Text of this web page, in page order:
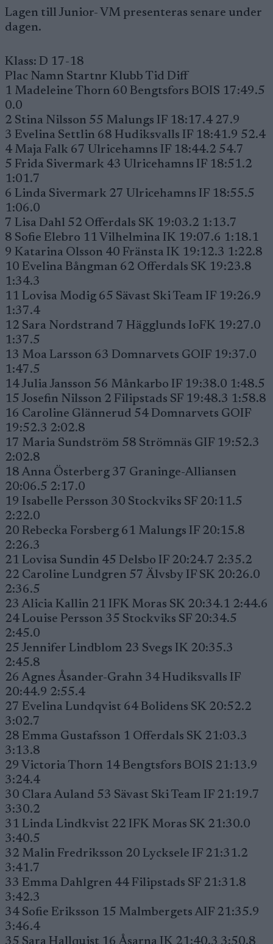
Lagen till Junior- VM presenteras senare under
dagen.
Klass: D 17-18
Plac Namn Startnr Klubb Tid Diff
1 Madeleine Thorn 60 Bengtsfors BOIS 17:49.5
0.0
2 Stina Nilsson 55 Malungs IF 18:17.4 27.9
3 Evelina Settlin 68 Hudiksvalls IF 18:41.9 52.4
4 Maja Falk 67 Ulricehamns IF 18:44.2 54.7
5 Frida Sivermark 43 Ulricehamns IF 18:51.2
1:01.7
6 Linda Sivermark 27 Ulricehamns IF 18:55.5
1:06.0
7 Lisa Dahl 52 Offerdals SK 19:03.2 1:13.7
8 Sofie Elebro 11 Vilhelmina IK 19:07.6 1:18.1
9 Katarina Olsson 40 Fränsta IK 19:12.3 1:22.8
10 Evelina Bångman 62 Offerdals SK 19:23.8
1:34.3
11 Lovisa Modig 65 Sävast Ski Team IF 19:26.9
1:37.4
12 Sara Nordstrand 7 Hägglunds IoFK 19:27.0
1:37.5
13 Moa Larsson 63 Domnarvets GOIF 19:37.0
1:47.5
14 Julia Jansson 56 Månkarbo IF 19:38.0 1:48.5
15 Josefin Nilsson 2 Filipstads SF 19:48.3 1:58.8
16 Caroline Glännerud 54 Domnarvets GOIF
19:52.3 2:02.8
17 Maria Sundström 58 Strömnäs GIF 19:52.3
2:02.8
18 Anna Österberg 37 Graninge-Alliansen
20:06.5 2:17.0
19 Isabelle Persson 30 Stockviks SF 20:11.5
2:22.0
20 Rebecka Forsberg 61 Malungs IF 20:15.8
2:26.3
21 Lovisa Sundin 45 Delsbo IF 20:24.7 2:35.2
22 Caroline Lundgren 57 Älvsby IF SK 20:26.0
2:36.5
23 Alicia Kallin 21 IFK Moras SK 20:34.1 2:44.6
24 Louise Persson 35 Stockviks SF 20:34.5
2:45.0
25 Jennifer Lindblom 23 Svegs IK 20:35.3
2:45.8
26 Agnes Åsander-Grahn 34 Hudiksvalls IF
20:44.9 2:55.4
27 Evelina Lundqvist 64 Bolidens SK 20:52.2
3:02.7
28 Emma Gustafsson 1 Offerdals SK 21:03.3
3:13.8
29 Victoria Thorn 14 Bengtsfors BOIS 21:13.9
3:24.4
30 Clara Auland 53 Sävast Ski Team IF 21:19.7
3:30.2
31 Linda Lindkvist 22 IFK Moras SK 21:30.0
3:40.5
32 Malin Fredriksson 20 Lycksele IF 21:31.2
3:41.7
33 Emma Dahlgren 44 Filipstads SF 21:31.8
3:42.3
34 Sofie Eriksson 15 Malmbergets AIF 21:35.9
3:46.4
35 Sara Hallquist 16 Åsarna IK 21:40.3 3:50.8